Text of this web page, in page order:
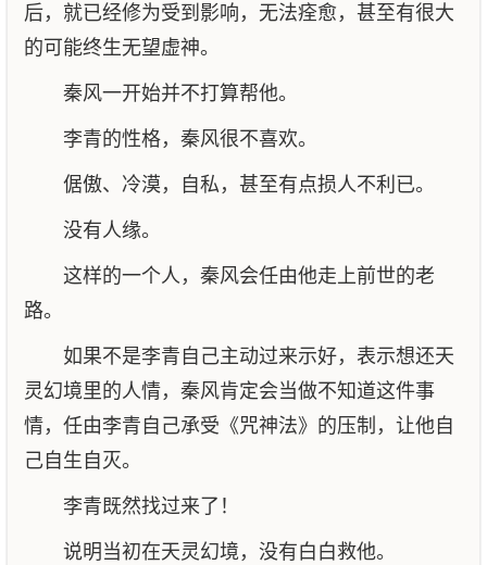
后，就已经修为受到影响，无法痊愈，甚至有很大
的可能终生无望虚神。
秦风一开始并不打算帮他。
李青的性格，秦风很不喜欢。
倨傲、冷漠，自私，甚至有点损人不利已。
没有人缘。
这样的一个人，秦风会任由他走上前世的老
路。
如果不是李青自己主动过来示好，表示想还天
灵幻境里的人情，秦风肯定会当做不知道这件事
情，任由李青自己承受《咒神法》的压制，让他自
己自生自灭。
李青既然找过来了！
说明当初在天灵幻境，没有白白救他。